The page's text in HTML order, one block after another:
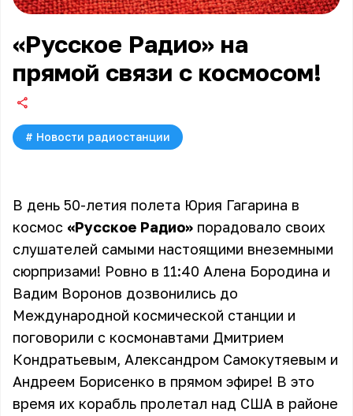
«Русское Радио» на
прямой связи с космосом!
# Новости радиостанции
В день 50-летия полета Юрия Гагарина в
космос «Русское Радио» порадовало своих
слушателей самыми настоящими внеземными
сюрпризами! Ровно в 11:40 Алена Бородина и
Вадим Воронов дозвонились до
Международной космической станции и
поговорили с космонавтами Дмитрием
Кондратьевым, Александром Самокутяевым и
Андреем Борисенко в прямом эфире! В это
время их корабль пролетал над США в районе